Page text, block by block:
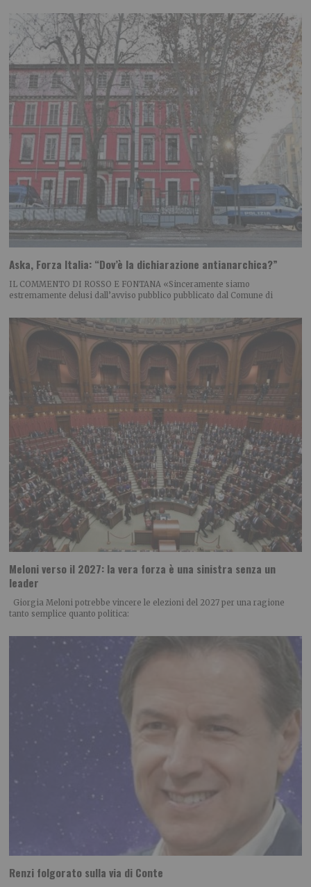
Aska, Forza Italia: “Dov’è la dichiarazione antianarchica?”
IL COMMENTO DI ROSSO E FONTANA «Sinceramente siamo
estremamente delusi dall’avviso pubblico pubblicato dal Comune di
Meloni verso il 2027: la vera forza è una sinistra senza un
leader
Giorgia Meloni potrebbe vincere le elezioni del 2027 per una ragione
tanto semplice quanto politica:
Renzi folgorato sulla via di Conte